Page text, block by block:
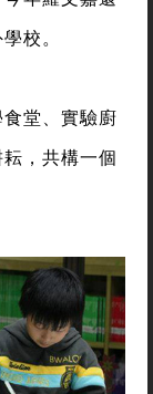
校。
堂、實驗廚
，共構一個